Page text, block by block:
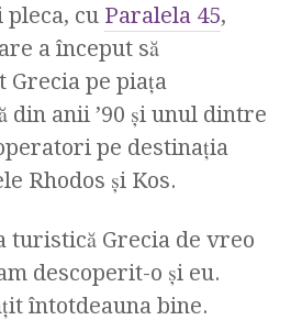
cu Paralela 45,
a început să
Grecia pe piaţa
din anii ’90 şi unul dintre
pe destinaţia
Rhodos şi Kos.
turistică Grecia de vreo
descoperit-o şi eu.
întotdeauna bine.